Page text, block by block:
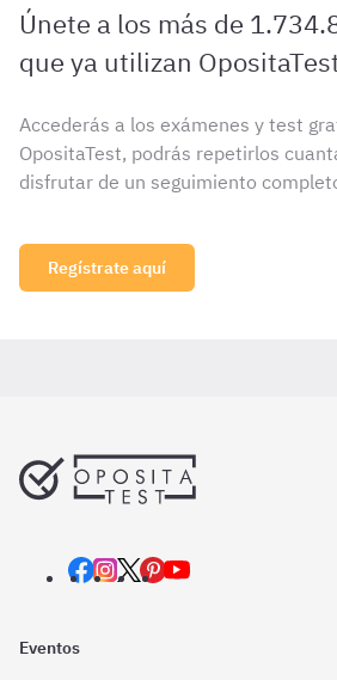
Únete a los más de
que ya utilizan
Accederás a los exámenes y test
OpositaTest, podrás repetirlos
disfrutar de un seguimiento
Regístrate aquí
Eventos